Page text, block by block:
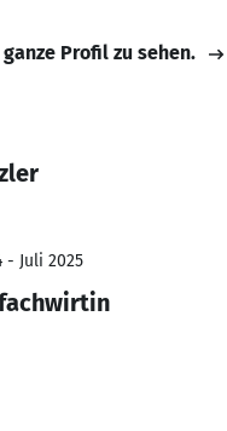
Profil zu sehen.
- Juli 2025